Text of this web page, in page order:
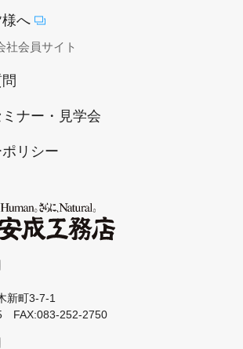
新町3-7-1
FAX:083-252-2750
へ
社会員サイト
ナー・見学会
リシー